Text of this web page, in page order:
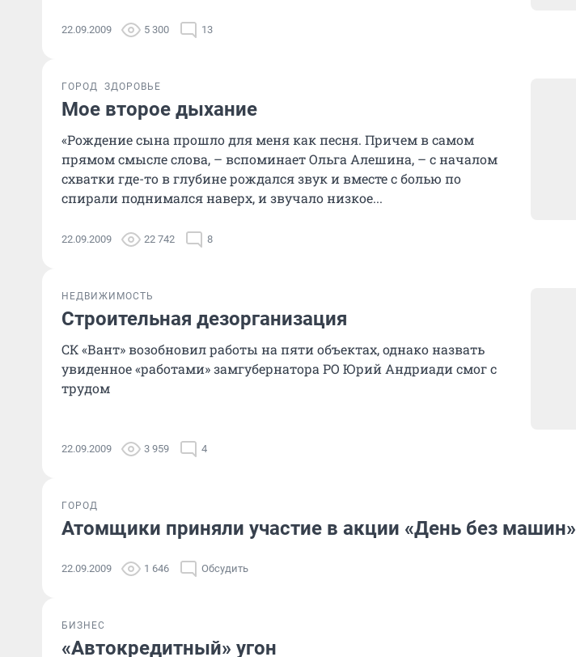
22.09.2009 5 300 13
ГОРОД ЗДОРОВЬЕ
Мое второе дыхание
«Рождение сына прошло для меня как песня. Причем в самом
прямом смысле слова, – вспоминает Ольга Алешина, – с началом
схватки где-то в глубине рождался звук и вместе с болью по
спирали поднимался наверх, и звучало низкое...
22.09.2009 22 742 8
НЕДВИЖИМОСТЬ
Строительная дезорганизация
СК «Вант» возобновил работы на пяти объектах, однако назвать
увиденное «работами» замгубернатора РО Юрий Андриади смог с
трудом
22.09.2009 3 959 4
ГОРОД
Атомщики приняли участие в акции «День без машин»
22.09.2009 1 646 Обсудить
БИЗНЕС
«Автокредитный» угон